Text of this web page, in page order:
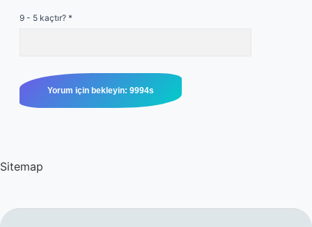
9 - 5 kaçtır? *
Sitemap